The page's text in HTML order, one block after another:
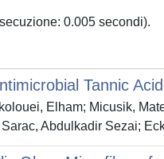
0.005 secondi).
Tannic
Elham; Micusik,
Abdulkadir Sezai;